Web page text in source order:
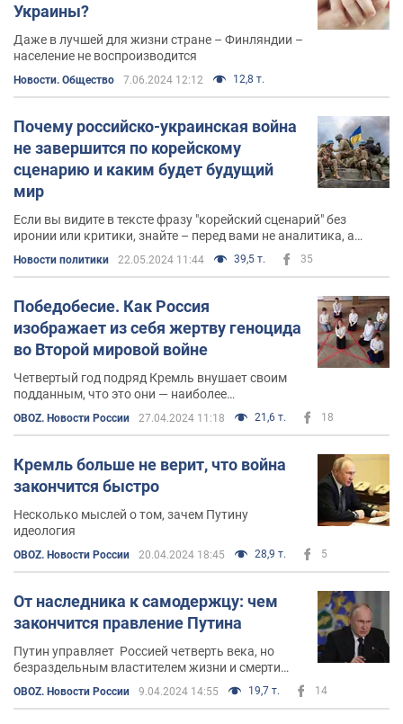
Украины?
Даже в лучшей для жизни стране – Финляндии –
население не воспроизводится
Новости. Общество 7.06.2024 12:12 12,8 т.
Почему российско-украинская война
не завершится по корейскому
сценарию и каким будет будущий
мир
Если вы видите в тексте фразу "корейский сценарий" без
иронии или критики, знайте – перед вами не аналитика, а
Новости политики 22.05.2024 11:44 39,5 т. 35
Победобесие. Как Россия
изображает из себя жертву геноцида
во Второй мировой войне
Четвертый год подряд Кремль внушает своим
подданным, что это они — наиболее
пострадавшие от нацистских злодеяний во
время Второй мировой войны
OBOZ. Новости России 27.04.2024 11:18 21,6 т. 18
Кремль больше не верит, что война
закончится быстро
Несколько мыслей о том, зачем Путину
идеология
OBOZ. Новости России 20.04.2024 18:45 28,9 т. 5
От наследника к самодержцу: чем
закончится правление Путина
Путин управляет Россией четверть века, но
безраздельным властителем жизни и смерти
своих подданных стал только сейчас
OBOZ. Новости России 9.04.2024 14:55 19,7 т. 14